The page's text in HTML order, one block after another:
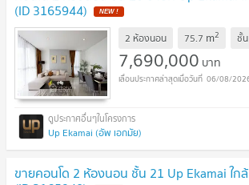
(ID 3165944) NEW !
2 ห้องนอน 75.7 m2 ชั้น
7,690,000 บาท
06/08/
Up Ekamai (อัพ เอกมัย)
ขายคอนโด 2 ห้องนอน ชั้น 21 Up Ekamai ใก